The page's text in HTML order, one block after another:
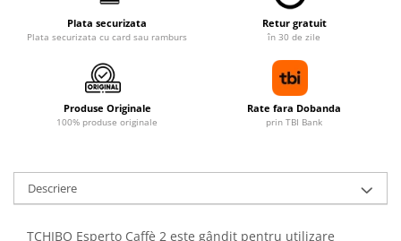
Plata securizata
Plata securizata cu card sau ramburs
Retur gratuit
în 30 de zile
Produse Originale
100% produse originale
Rate fara Dobanda
prin TBI Bank
Descriere
TCHIBO Esperto Caffè 2 este gândit pentru utilizare